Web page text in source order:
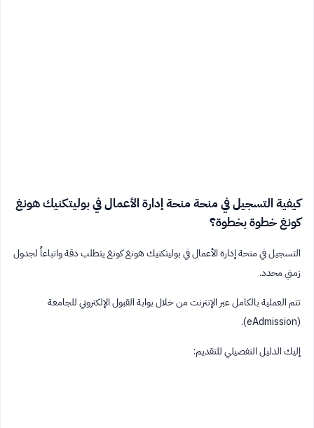
كيفية التسجيل في منحة منحة إدارة الأعمال في بوليتكنيك هونغ
كونغ خطوة بخطوة؟
التسجيل في منحة إدارة الأعمال في بوليتكنيك هونغ كونغ يتطلب دقة واتباعاً لجدول
زمني محدد.
تتم العملية بالكامل عبر الإنترنت من خلال بوابة القبول الإلكتروني للجامعة
(eAdmission).
إليك الدليل التفصيلي للتقديم: